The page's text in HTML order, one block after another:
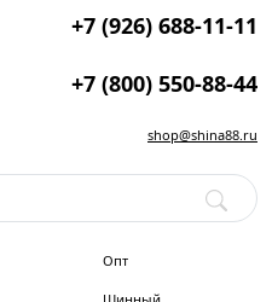
+7 (926) 688-11-11
+7 (800) 550-88-44
shop@shina88.ru
Опт